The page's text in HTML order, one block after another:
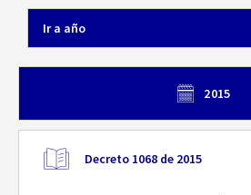
Ir a año
2015
Decreto 1068 de 2015